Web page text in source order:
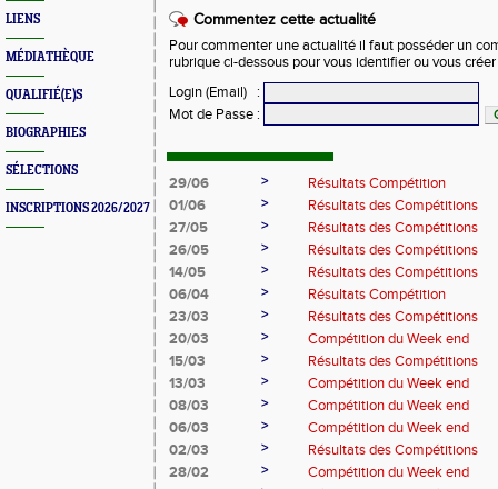
LIENS
MÉDIATHÈQUE
QUALIFIÉ(E)S
BIOGRAPHIES
SÉLECTIONS
INSCRIPTIONS 2026/2027
Commentez cette actualité
Pour commenter une actualité il faut posséder un
rubrique ci-dessous pour vous identifier ou vous
Login (Email)
:
Mot de Passe :
29/06 >
Résultats Compétition
01/06
>
Résultats des Compétitions
27/05
>
Résultats des Compétitions
26/05
>
Résultats des Compétitions
14/05
>
Résultats des Compétitions
06/04
>
Résultats Compétition
23/03
>
Résultats des Compétitions
20/03
>
Compétition du Week end
15/03
>
Résultats des Compétitions
13/03
>
Compétition du Week end
08/03
>
Compétition du Week end
06/03
>
Compétition du Week end
02/03
>
Résultats des Compétitions
28/02
>
Compétition du Week end